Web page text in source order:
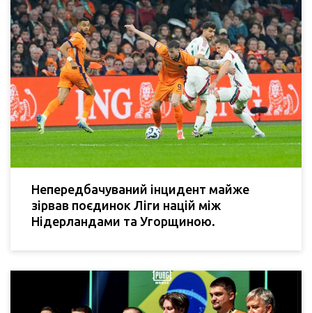
Непередбачуваний інцидент майже
зірвав поєдинок Ліги націй між
Нідерландами та Угорщиною.